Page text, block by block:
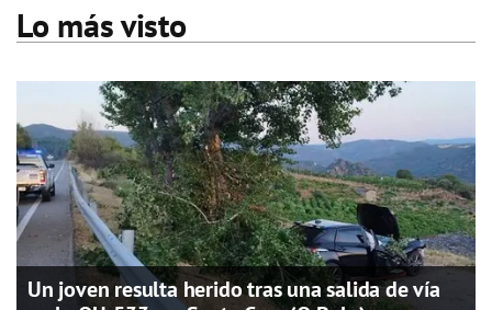
Lo más visto
Un joven resulta herido tras una salida de vía